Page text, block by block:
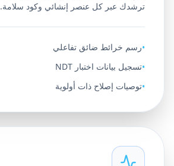
ترشدك عبر كل عنصر إنشائي وكود سلامة.
•رسم خرائط ضائق تفاعلي
•تسجيل بيانات اختبار NDT
•توصيات إصلاح ذات أولوية